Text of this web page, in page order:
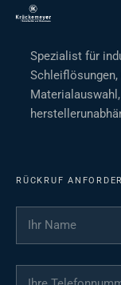
Spezialist für
RÜCKRUF
Ihr Name
Ihre